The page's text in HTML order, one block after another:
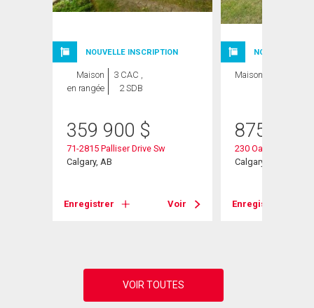
NOUVELLE INSCRIPTION
Maison
en rangée
3 CAC ,
2 SDB
359 900 $
71-2815 Palliser Drive Sw
Calgary, AB
Enregistrer Voir
NOUVELLE
Maison
875 000
230 Oakwood
Calgary, AB
Enregistrer